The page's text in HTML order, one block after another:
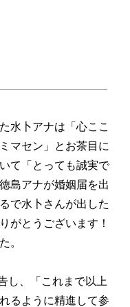
水卜アナは「心ここ
マセン」とお茶目に
て「とっても誠実で
島アナが婚姻届を出
で水卜さんが出した
がとうございます！
。
し、「これまで以上
るように精進して参